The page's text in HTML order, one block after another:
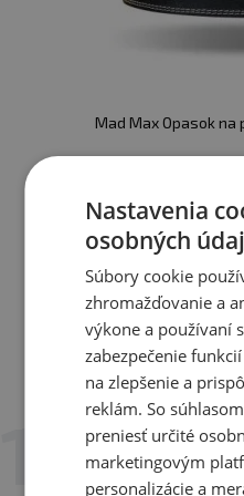
Mad Max Opasok
Zobraziť
Recenzie Už
25. 3.
Lucie Malá
Nastavenia
osobných
Súbory cookie
zhromažďovanie a
výkone a používaní
zabezpečenie
na zlepšenie a
reklám. So
preniesť určité
marketingovým
personalizácie a